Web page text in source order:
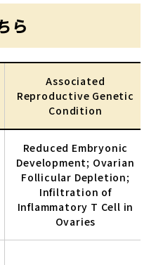
ら
Associated
Reproductive Genetic
Condition
Reduced Embryonic
Development; Ovarian
Follicular Depletion;
Infiltration of
Inflammatory T Cell in
Ovaries